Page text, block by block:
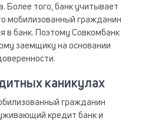
Более того, банк учитывает
мобилизованный гражданин
в банк. Поэтому Совкомбанк
заемщику на основании
каникулах
гражданин
кредит банк и